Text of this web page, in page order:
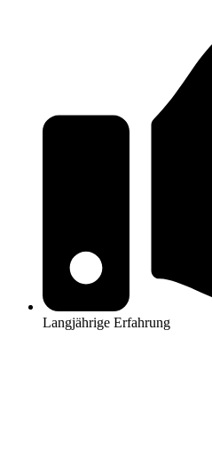
Langjährige Erfahrung